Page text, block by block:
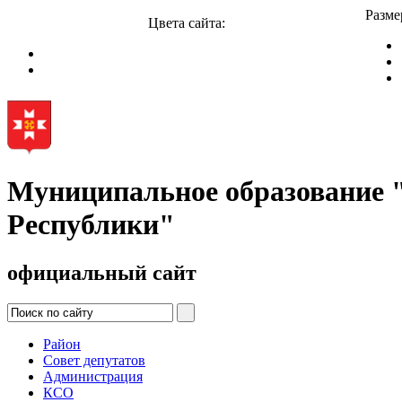
Цвета сайта:
Муниципальное
Республики"
официальный сайт
Район
Совет депутатов
Администрация
КСО